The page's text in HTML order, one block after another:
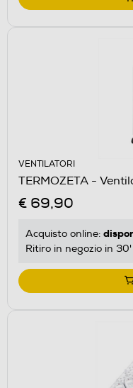
VENTILATORI
TERMOZETA -
€ 69,90
Acquisto online:
Ritiro in negozio in